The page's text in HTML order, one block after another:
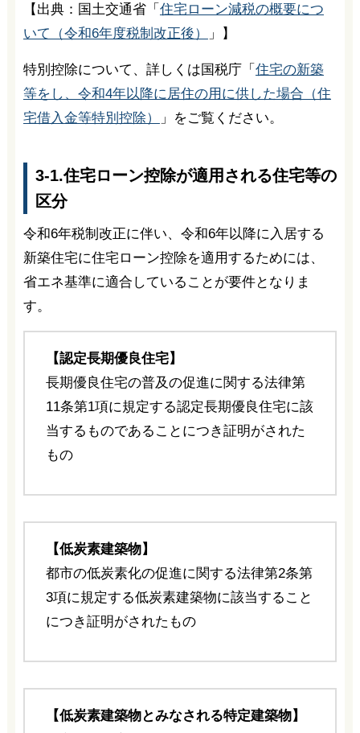
【出典：国土交通省「 住宅ローン減税の概要につ
いて（令和6年度税制改正後）
」】
特別控除について、詳しくは国税庁「 住宅の新築
等をし、令和4年以降に居住の用に供した場合（住
宅借入金等特別控除）
」をご覧ください。
3-1.住宅ローン控除が適用される住宅等の
区分
令和6年税制改正に伴い、令和6年以降に入居する
新築住宅に住宅ローン控除を適用するためには、
省エネ基準に適合していることが要件となりま
す。
【認定長期優良住宅】
長期優良住宅の普及の促進に関する法律第
11条第1項に規定する認定長期優良住宅に該
当するものであることにつき証明がされた
もの
【低炭素建築物】
都市の低炭素化の促進に関する法律第2条第
3項に規定する低炭素建築物に該当すること
につき証明がされたもの
【低炭素建築物とみなされる特定建築物】